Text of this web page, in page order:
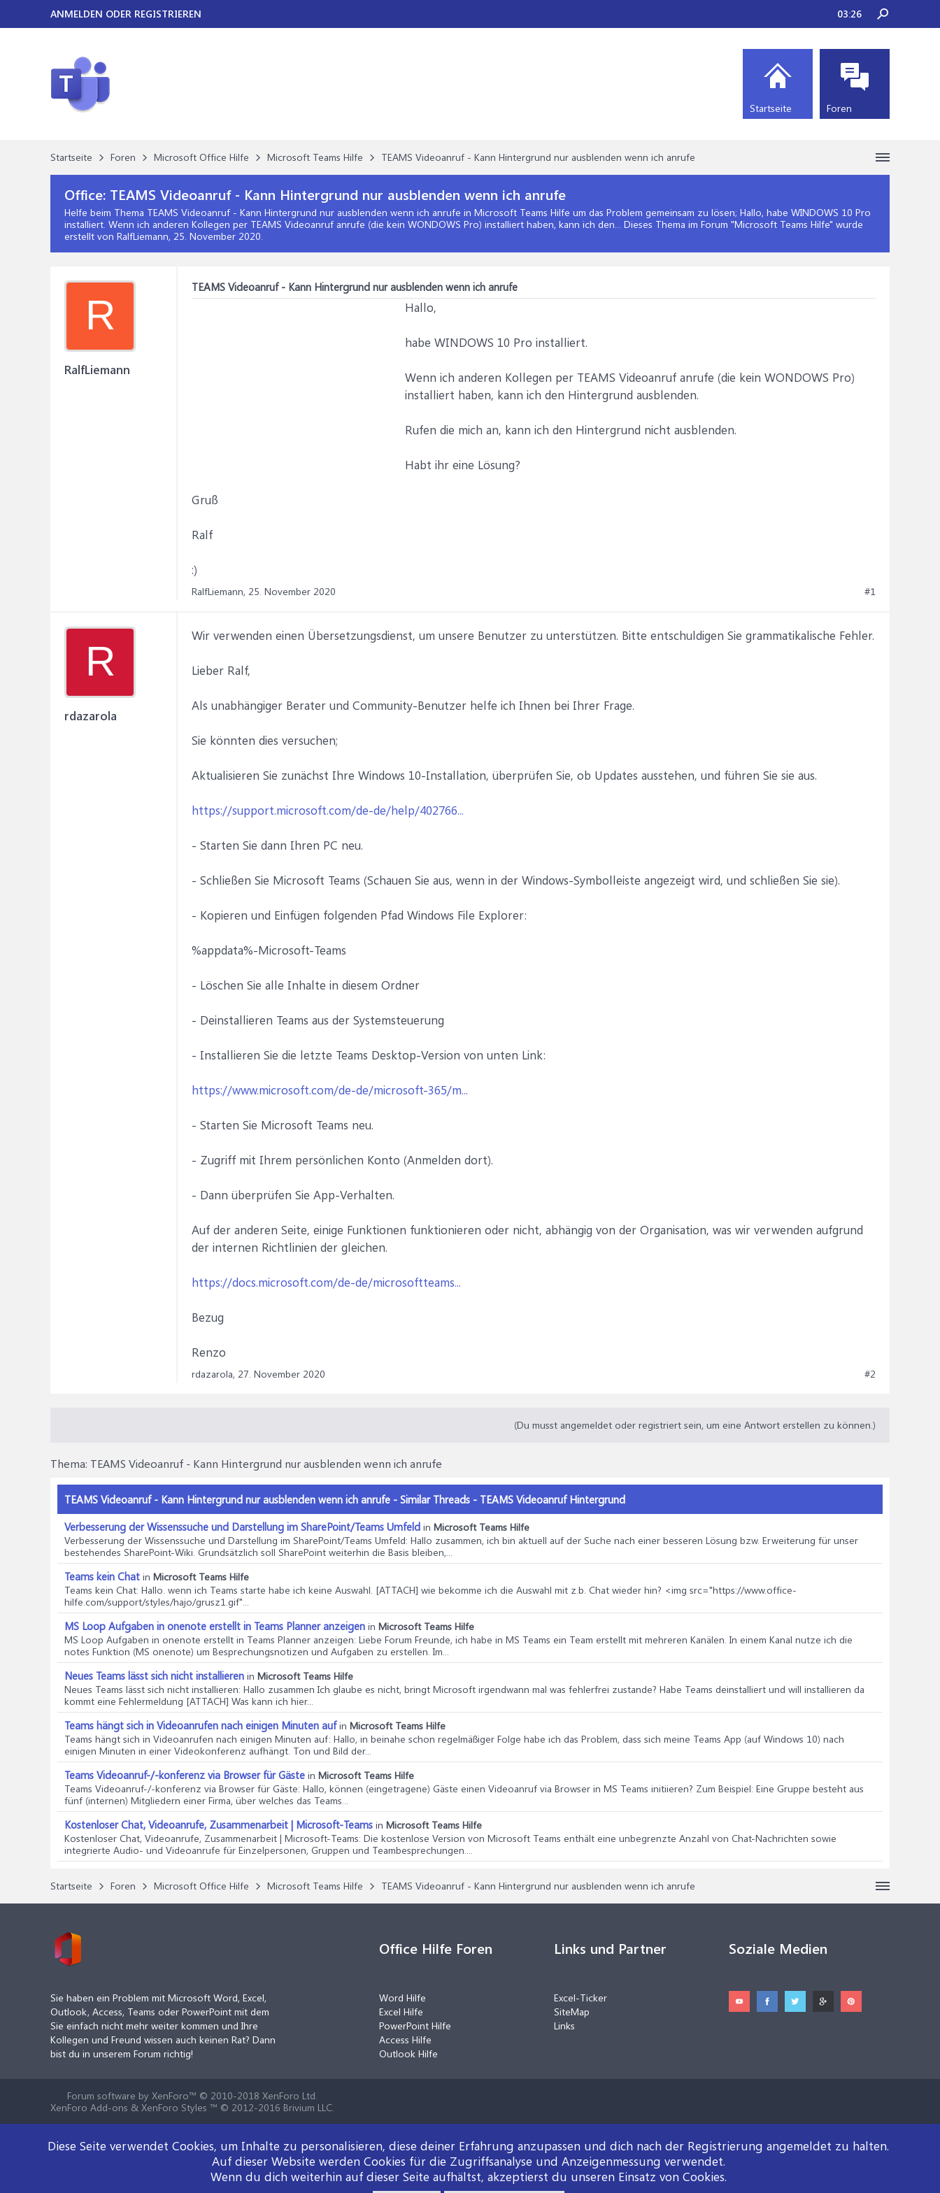
Startseite Foren Microsoft Office Hilfe Microsoft Teams Hilfe TEAMS Videoanruf - Kann Hintergrund nur ausblenden wenn ich anrufe
Office: TEAMS Videoanruf - Kann Hintergrund nur ausblenden wenn ich anrufe
Helfe beim Thema TEAMS Videoanruf - Kann Hintergrund nur ausblenden wenn ich anrufe in Microsoft Teams Hilfe um das Problem gemeinsam zu lösen; Hallo, habe WINDOWS 10 Pro
installiert. Wenn ich anderen Kollegen per TEAMS Videoanruf anrufe (die kein WONDOWS Pro) installiert haben, kann ich den... Dieses Thema im Forum "Microsoft Teams Hilfe" wurde
erstellt von RalfLiemann, 25. November 2020.
R
RalfLiemann
TEAMS Videoanruf - Kann Hintergrund nur ausblenden wenn ich anrufe
Hallo,
habe WINDOWS 10 Pro installiert.
Wenn ich anderen Kollegen per TEAMS Videoanruf anrufe (die kein WONDOWS Pro)
installiert haben, kann ich den Hintergrund ausblenden.
Rufen die mich an, kann ich den Hintergrund nicht ausblenden.
Habt ihr eine Lösung?
Gruß
Ralf
:)
RalfLiemann, 25. November 2020 #1
R
rdazarola
Wir verwenden einen Übersetzungsdienst, um unsere Benutzer zu unterstützen. Bitte entschuldigen Sie grammatikalische Fehler.
Lieber Ralf,
Als unabhängiger Berater und Community-Benutzer helfe ich Ihnen bei Ihrer Frage.
Sie könnten dies versuchen;
Aktualisieren Sie zunächst Ihre Windows 10-Installation, überprüfen Sie, ob Updates ausstehen, und führen Sie sie aus.
https://support.microsoft.com/de-de/help/402766...
- Starten Sie dann Ihren PC neu.
- Schließen Sie Microsoft Teams (Schauen Sie aus, wenn in der Windows-Symbolleiste angezeigt wird, und schließen Sie sie).
- Kopieren und Einfügen folgenden Pfad Windows File Explorer:
%appdata%-Microsoft-Teams
- Löschen Sie alle Inhalte in diesem Ordner
- Deinstallieren Teams aus der Systemsteuerung
- Installieren Sie die letzte Teams Desktop-Version von unten Link:
https://www.microsoft.com/de-de/microsoft-365/m...
- Starten Sie Microsoft Teams neu.
- Zugriff mit Ihrem persönlichen Konto (Anmelden dort).
- Dann überprüfen Sie App-Verhalten.
Auf der anderen Seite, einige Funktionen funktionieren oder nicht, abhängig von der Organisation, was wir verwenden aufgrund
der internen Richtlinien der gleichen.
https://docs.microsoft.com/de-de/microsoftteams...
Bezug
Renzo
rdazarola, 27. November 2020 #2
(Du musst angemeldet oder registriert sein, um eine Antwort erstellen zu können.)
Thema: TEAMS Videoanruf - Kann Hintergrund nur ausblenden wenn ich anrufe
TEAMS Videoanruf - Kann Hintergrund nur ausblenden wenn ich anrufe - Similar Threads - TEAMS Videoanruf Hintergrund
Verbesserung der Wissenssuche und Darstellung im SharePoint/Teams Umfeld in Microsoft Teams Hilfe
Verbesserung der Wissenssuche und Darstellung im SharePoint/Teams Umfeld: Hallo zusammen, ich bin aktuell auf der Suche nach einer besseren Lösung bzw. Erweiterung für unser
bestehendes SharePoint-Wiki. Grundsätzlich soll SharePoint weiterhin die Basis bleiben,...
Teams kein Chat in Microsoft Teams Hilfe
Teams kein Chat: Hallo. wenn ich Teams starte habe ich keine Auswahl. [ATTACH] wie bekomme ich die Auswahl mit z.b. Chat wieder hin? <img src="https://www.office-
hilfe.com/support/styles/hajo/grusz1.gif"...
MS Loop Aufgaben in onenote erstellt in Teams Planner anzeigen in Microsoft Teams Hilfe
MS Loop Aufgaben in onenote erstellt in Teams Planner anzeigen: Liebe Forum Freunde, ich habe in MS Teams ein Team erstellt mit mehreren Kanälen. In einem Kanal nutze ich die
notes Funktion (MS onenote) um Besprechungsnotizen und Aufgaben zu erstellen. Im...
Neues Teams lässt sich nicht installieren in Microsoft Teams Hilfe
Neues Teams lässt sich nicht installieren: Hallo zusammen Ich glaube es nicht, bringt Microsoft irgendwann mal was fehlerfrei zustande? Habe Teams deinstalliert und will installieren da
kommt eine Fehlermeldung [ATTACH] Was kann ich hier...
Teams hängt sich in Videoanrufen nach einigen Minuten aufin Microsoft Teams Hilfe
Teams hängt sich in Videoanrufen nach einigen Minuten auf: Hallo, in beinahe schon regelmäßiger Folge habe ich das Problem, dass sich meine Teams App (auf Windows 10) nach
einigen Minuten in einer Videokonferenz aufhängt. Ton und Bild der...
Teams Videoanruf-/-konferenz via Browser für Gäste in Microsoft Teams Hilfe
Teams Videoanruf-/-konferenz via Browser für Gäste: Hallo, können (eingetragene) Gäste einen Videoanruf via Browser in MS Teams initiieren? Zum Beispiel: Eine Gruppe besteht aus
fünf (internen) Mitgliedern einer Firma, über welches das Teams...
Kostenloser Chat, Videoanrufe, Zusammenarbeit | Microsoft-Teams in Microsoft Teams Hilfe
Kostenloser Chat, Videoanrufe, Zusammenarbeit | Microsoft-Teams: Die kostenlose Version von Microsoft Teams enthält eine unbegrenzte Anzahl von Chat-Nachrichten sowie
integrierte Audio- und Videoanrufe für Einzelpersonen, Gruppen und Teambesprechungen....
Startseite Foren Microsoft Office Hilfe Microsoft Teams Hilfe TEAMS Videoanruf - Kann Hintergrund nur ausblenden wenn ich anrufe
ANMELDEN ODER REGISTRIEREN 03:26
Startseite Foren
Sie haben ein Problem mit Microsoft Word, Excel,
Outlook, Access, Teams oder PowerPoint mit dem
Sie einfach nicht mehr weiter kommen und Ihre
Kollegen und Freund wissen auch keinen Rat? Dann
bist du in unserem Forum richtig!
Office Hilfe Foren
Word Hilfe
Excel Hilfe
PowerPoint Hilfe
Access Hilfe
Outlook Hilfe
Links und Partner
Excel-Ticker
SiteMap
Links
Soziale Medien
Forum software by XenForo™ © 2010-2018 XenForo Ltd.
XenForo Add-ons & XenForo Styles ™ © 2012-2016 Brivium LLC.
Diese Seite verwendet Cookies, um Inhalte zu personalisieren, diese deiner Erfahrung anzupassen und dich nach der Registrierung angemeldet zu halten.
Auf dieser Website werden Cookies für die Zugriffsanalyse und Anzeigenmessung verwendet.
Wenn du dich weiterhin auf dieser Seite aufhältst, akzeptierst du unseren Einsatz von Cookies.